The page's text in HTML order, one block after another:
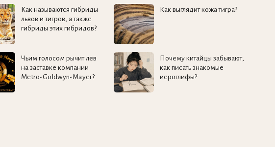
Как называются гибриды
львов и тигров, а также
гибриды этих гибридов?
Как выглядит кожа тигра?
Чьим голосом рычит лев
на заставке компании
Metro-Goldwyn-Mayer?
Почему китайцы забывают,
как писать знакомые
иероглифы?